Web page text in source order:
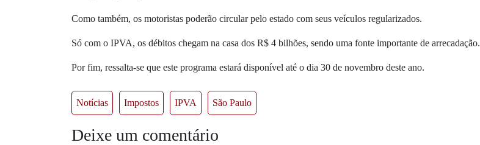
Como também, os motoristas poderão circular pelo estado com seus veículos regularizados.
Só com o IPVA, os débitos chegam na casa dos R$ 4 bilhões, sendo uma fonte importante de arrecadação.
Por fim, ressalta-se que este programa estará disponível até o dia 30 de novembro deste ano.
Notícias Impostos IPVA São Paulo
Deixe um comentário